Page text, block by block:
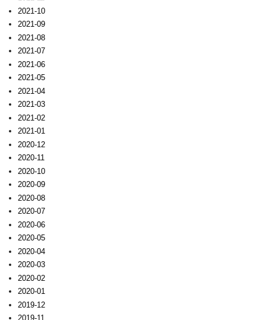
2021-10
2021-09
2021-08
2021-07
2021-06
2021-05
2021-04
2021-03
2021-02
2021-01
2020-12
2020-11
2020-10
2020-09
2020-08
2020-07
2020-06
2020-05
2020-04
2020-03
2020-02
2020-01
2019-12
2019-11